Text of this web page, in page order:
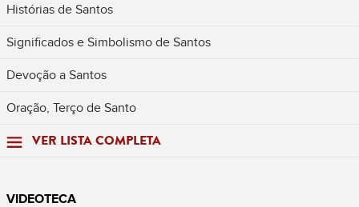
Histórias de Santos
Significados e Simbolismo de Santos
Devoção a Santos
Oração, Terço de Santo
VER LISTA COMPLETA
VIDEOTECA